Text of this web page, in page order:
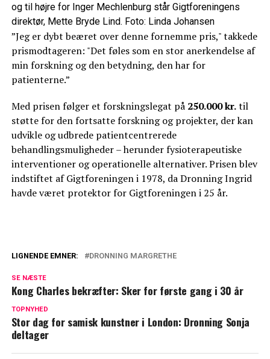
og til højre for Inger Mechlenburg står Gigtforeningens
direktør, Mette Bryde Lind. Foto: Linda Johansen
”Jeg er dybt beæret over denne fornemme pris," takkede
prismodtageren: "Det føles som en stor anerkendelse af
min forskning og den betydning, den har for
patienterne.”
Med prisen følger et forskningslegat på 250.000 kr.til
støtte for den fortsatte forskning og projekter, der kan
udvikle og udbrede patientcentrerede
behandlingsmuligheder – herunder fysioterapeutiske
interventioner og operationelle alternativer. Prisen blev
indstiftet af Gigtforeningen i 1978, da Dronning Ingrid
havde været protektor for Gigtforeningen i 25 år.
tydeligt rørt
kroner væk: Det er de gået til
LIGNENDE EMNER: DRONNING MARGRETHE
SE NÆSTE
Kong Charles bekræfter: Sker for første gang i 30 år
TOPNYHED
Stor dag for samisk kunstner i London: Dronning Sonja
deltager